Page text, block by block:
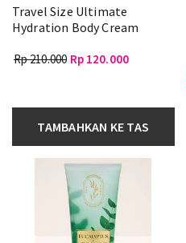
Travel Size Ultimate
Hydration Body Cream
Rp 210.000 Rp 120.000
TAMBAHKAN KE TAS